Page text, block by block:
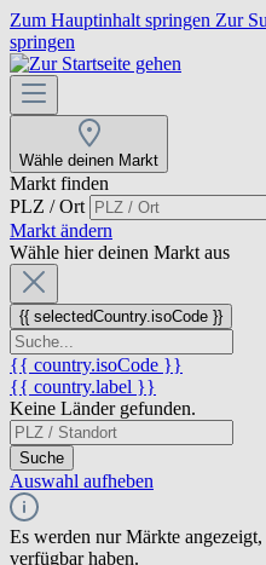
Zum Hauptinhalt springen Zur
springen
Wähle deinen Markt
Markt finden
PLZ / Ort
Markt ändern
Wähle hier deinen Markt aus
{{ selectedCountry.isoCode }}
{{ country.isoCode }}
{{ country.label }}
Keine Länder gefunden.
Suche
Auswahl aufheben
Es werden nur Märkte
verfügbar haben.